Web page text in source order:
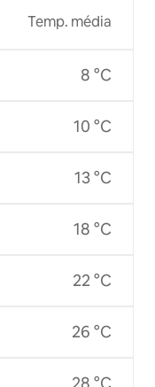
Temp. média
8 °C
10 °C
13 °C
18 °C
22 °C
26 °C